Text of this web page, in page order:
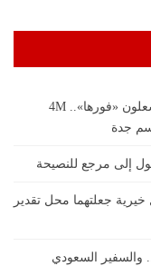
هيفاء وهبي وسانت ليفانت وديسكو مصر يشعلون «فورها».. 4M
إلى مرجع للنصيحة
جعلتهما محل تقدير
والسفير السعودي